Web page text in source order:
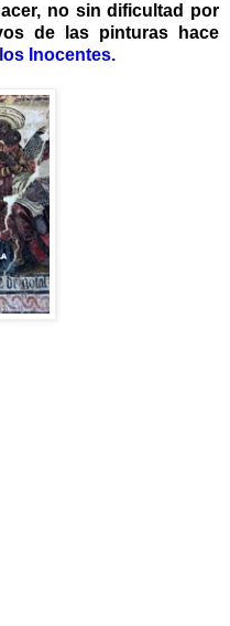
no sin dificultad por
de las pinturas hace
Inocentes.